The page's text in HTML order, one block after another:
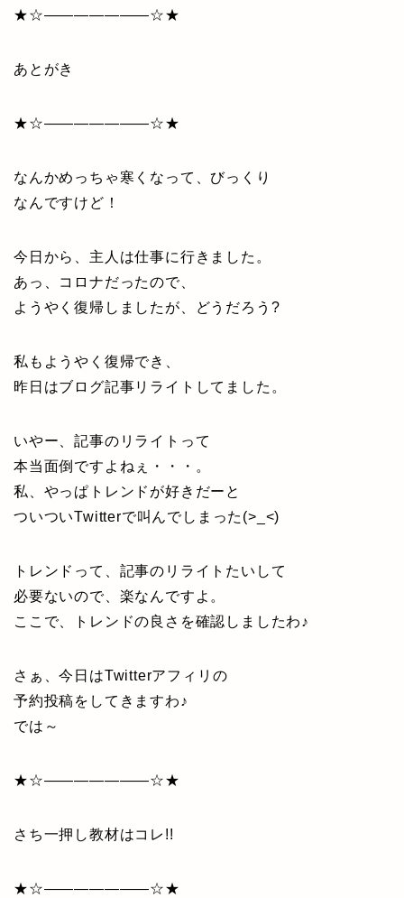
★☆———————☆★
あとがき
★☆———————☆★
なんかめっちゃ寒くなって、びっくり
なんですけど！
今日から、主人は仕事に行きました。
あっ、コロナだったので、
ようやく復帰しましたが、どうだろう?
私もようやく復帰でき、
昨日はブログ記事リライトしてました。
いやー、記事のリライトって
本当面倒ですよねぇ・・・。
私、やっぱトレンドが好きだーと
ついついTwitterで叫んでしまった(>_<)
トレンドって、記事のリライトたいして
必要ないので、楽なんですよ。
ここで、トレンドの良さを確認しましたわ♪
さぁ、今日はTwitterアフィリの
予約投稿をしてきますわ♪
では～
★☆———————☆★
さち一押し教材はコレ!!
★☆———————☆★